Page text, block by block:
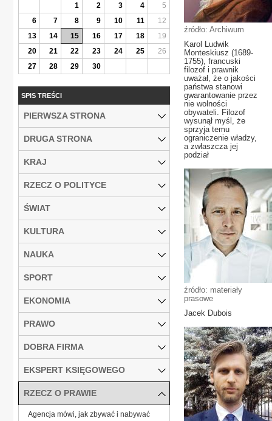
źródło: Archiwum
Karol Ludwik
Monteskiusz (1689-
1755), francuski
filozof i prawnik
uważał, że o jakości
państwa stanowi
gwarantowanie przez
nie wolności
obywateli. Filozof
wysunął myśl, że
sprzyja temu
ograniczenie władzy,
a zwłaszcza jej
podział
źródło: materiały
prasowe
Jacek Dubois
1
2 3 4
5
6
7 8 9 10 11
12
13
14 15 16 17 18
19
20
21 22 23 24 25
26
27
28 29 30
SPIS TREŚCI
PIERWSZA STRONA
DRUGA STRONA
KRAJ
RZECZ O POLITYCE
ŚWIAT
KULTURA
NAUKA
SPORT
EKONOMIA
PRAWO
DOBRA FIRMA
EKSPERT KSIĘGOWEGO
RZECZ O PRAWIE
Agencja mówi, jak zbywać i nabywać